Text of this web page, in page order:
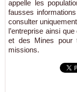
appelle les
fausses
consulter
l’entreprise ainsi
et des Mines pour
missions.